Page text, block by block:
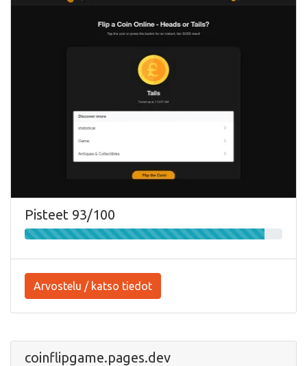
Pisteet 93/100
Arvostelu / katso tiedot
coinflipgame.pages.dev